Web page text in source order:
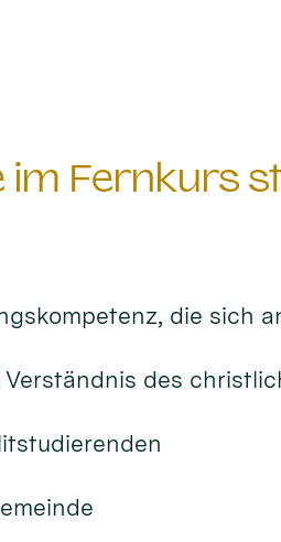
im Fernkurs
die sich
des